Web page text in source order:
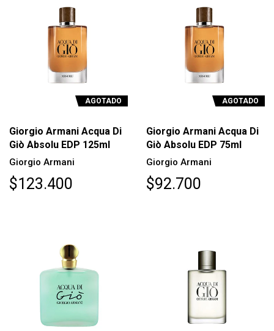
AGOTADO
Giorgio Armani Acqua Di
Giò Absolu EDP 125ml
Giorgio Armani
$123.400
AGOTADO
Giorgio Armani Acqua Di
Giò Absolu EDP 75ml
Giorgio Armani
$92.700